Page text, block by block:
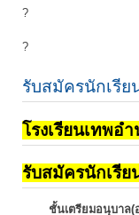
?
?
รับสมัครนักเรีย
โรงเรียนเทพอ
รับสมัครนักเรี
ชั้นเตรียมอนุบาล(